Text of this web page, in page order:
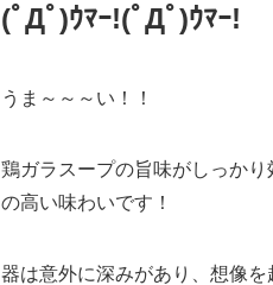
(ﾟДﾟ)ｳﾏｰ!(ﾟДﾟ)ｳﾏｰ!
うま～～～い！！
鶏ガラスープの旨味がしっか
の高い味わいです！
器は意外に深みがあり、想像